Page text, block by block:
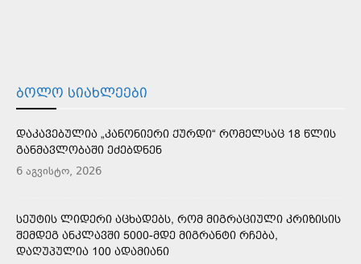
ᲑᲝᲚᲝ ᲡᲘᲐᲮᲚᲔᲔᲑᲘ
ᲓᲐᲙᲐᲕᲔᲑᲣᲚᲘᲐ „ᲙᲐᲜᲝᲜᲘᲔᲠᲘ ᲥᲣᲠᲓᲘ“ ᲠᲝᲛᲔᲚᲡᲐᲪ 18 ᲬᲚᲘᲡ
ᲒᲐᲜᲛᲐᲕᲚᲝᲑᲐᲨᲘ ᲔᲫᲔᲑᲓᲜᲔᲜ
6 აგვისტო, 2026
ᲡᲔᲣᲢᲘᲡ ᲚᲘᲓᲔᲠᲘ ᲐᲪᲮᲐᲓᲔᲑᲡ, ᲠᲝᲛ ᲛᲘᲒᲠᲐᲪᲘᲣᲚᲘ ᲙᲠᲘᲖᲘᲡᲘᲡ
ᲨᲔᲛᲓᲔᲒ ᲐᲜᲙᲚᲐᲕᲨᲘ 5000-ᲛᲓᲔ ᲛᲘᲒᲠᲐᲜᲢᲘ ᲠᲩᲔᲑᲐ,
ᲓᲐᲦᲣᲞᲣᲚᲘᲐ 100 ᲐᲓᲐᲛᲘᲐᲜᲘ